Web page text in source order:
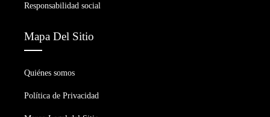
Responsabilidad social
Mapa Del Sitio
Quiénes somos
Política de Privacidad